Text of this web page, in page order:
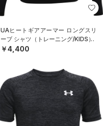
UAヒートギアアーマー ロングスリ
ーブ シャツ（トレーニング/KIDS）
￥4,400